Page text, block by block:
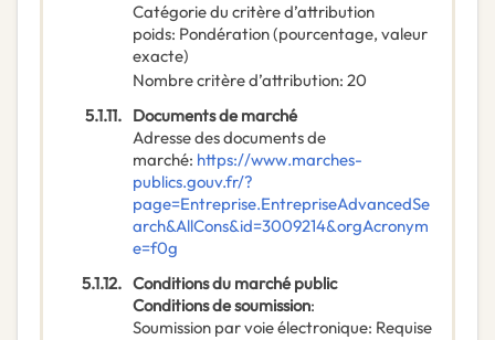
Catégorie du critère d’attribution
poids: Pondération (pourcentage, valeur
exacte)
Nombre critère d’attribution: 20
5.1.11. Documents de marché
Adresse des documents de
marché: https://www.marches-
publics.gouv.fr/?
page=Entreprise.EntrepriseAdvancedSe
arch&AllCons&id=3009214&orgAcronym
e=f0g
5.1.12. Conditions du marché public
Conditions de soumission:
Soumission par voie électronique: Requise